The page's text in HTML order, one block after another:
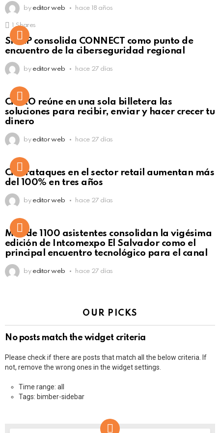
by editor web hace 18 años
Click to view this post
1 Shares
SISAP consolida CONNECT como punto de
encuentro de la ciberseguridad regional
by editor web hace 27 días
Not Safe For Work
Click to view this post
CiNKO reúne en una sola billetera las
soluciones para recibir, enviar y hacer crecer tu
dinero
by editor web hace 27 días
Ciberataques en el sector retail aumentan más
del 100% en tres años
by editor web hace 27 días
Más de 1100 asistentes consolidan la vigésima
edición de Intcomexpo El Salvador como el
principal encuentro tecnológico para el canal
by editor web hace 27 días
OUR PICKS
No posts match the widget criteria
Please check if there are posts that match all the below criteria. If
not, remove the wrong ones in the widget settings.
Time range: all
Tags: bimber-sidebar